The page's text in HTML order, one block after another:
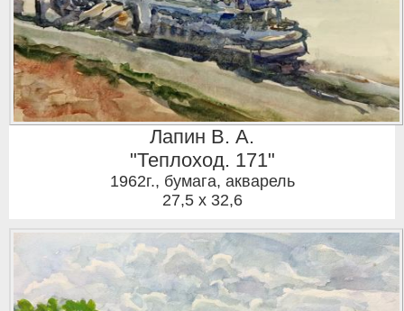
Лапин В. А.
"Теплоход. 171"
1962г., бумага, акварель
27,5 x 32,6